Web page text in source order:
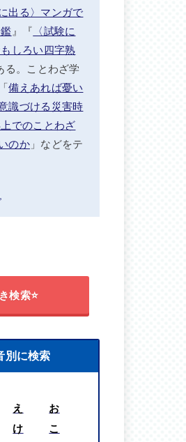
出る〉マンガで
』『 〈試験に
しろい四字熟
る。ことわざ学
備えあれば憂い
識づける災害時
でのことわざ
のか」などをテ
検索⭐
別に検索
え
お
け
こ